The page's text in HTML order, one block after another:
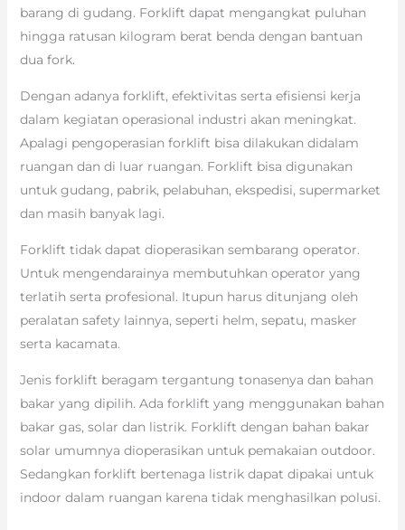
barang di gudang. Forklift dapat mengangkat puluhan
hingga ratusan kilogram berat benda dengan bantuan
dua fork.
Dengan adanya forklift, efektivitas serta efisiensi kerja
dalam kegiatan operasional industri akan meningkat.
Apalagi pengoperasian forklift bisa dilakukan didalam
ruangan dan di luar ruangan. Forklift bisa digunakan
untuk gudang, pabrik, pelabuhan, ekspedisi, supermarket
dan masih banyak lagi.
Forklift tidak dapat dioperasikan sembarang operator.
Untuk mengendarainya membutuhkan operator yang
terlatih serta profesional. Itupun harus ditunjang oleh
peralatan safety lainnya, seperti helm, sepatu, masker
serta kacamata.
Jenis forklift beragam tergantung tonasenya dan bahan
bakar yang dipilih. Ada forklift yang menggunakan bahan
bakar gas, solar dan listrik. Forklift dengan bahan bakar
solar umumnya dioperasikan untuk pemakaian outdoor.
Sedangkan forklift bertenaga listrik dapat dipakai untuk
indoor dalam ruangan karena tidak menghasilkan polusi.